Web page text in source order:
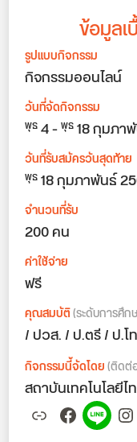
ข้อมูล
รูปแบบกิจกรรม
กิจกรรมออนไลน์
วันที่จัดกิจกรรม
พุธ4-พุธ18กุมภา
วันที่รับสมัครวันสุดท้าย
พุธ18 กุมภาพันธ์
จำนวนที่รับ
200 คน
ค่าใช้จ่าย
ฟรี
คุณสมบัติ(ระดับการศึ
/ ปวส. / ป.ตรี / ป.
กิจกรรมนี้จัดโดย(ติดต่
สถาบันเทคโนโลยี
LinkFacebook